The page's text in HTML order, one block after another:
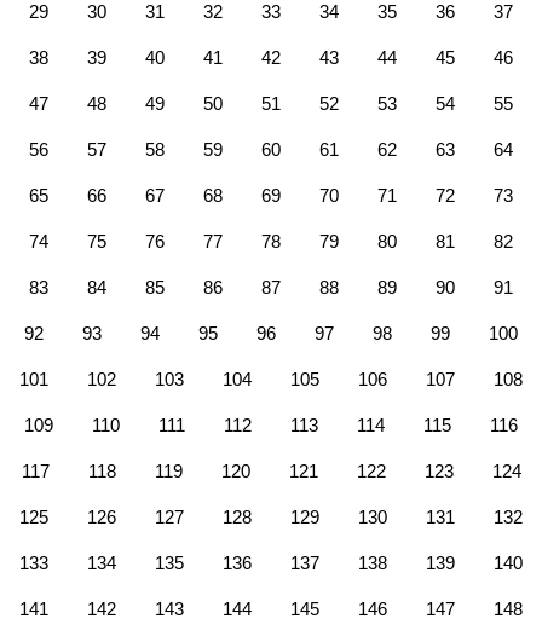
29 30 31 32 33 34 35 36 37
38 39 40 41 42 43 44 45 46
47 48 49 50 51 52 53 54 55
56 57 58 59 60 61 62 63 64
65 66 67 68 69 70 71 72 73
74 75 76 77 78 79 80 81 82
83 84 85 86 87 88 89 90 91
92 93 94 95 96 97 98 99 100
101 102 103 104 105 106 107 108
109 110 111 112 113 114 115 116
117 118 119 120 121 122 123 124
125 126 127 128 129 130 131 132
133 134 135 136 137 138 139 140
141 142 143 144 145 146 147 148